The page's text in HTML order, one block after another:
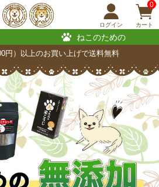
ログイン
0
カート
ねこのための
円）以上のお買い上げで送料無料